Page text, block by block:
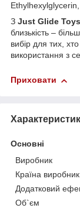
З Just Glide Toys
близькість –
вибір для тих,
використання з
Приховати
Основні
Виробник
Країна виробник
Додатковий
Об`єм